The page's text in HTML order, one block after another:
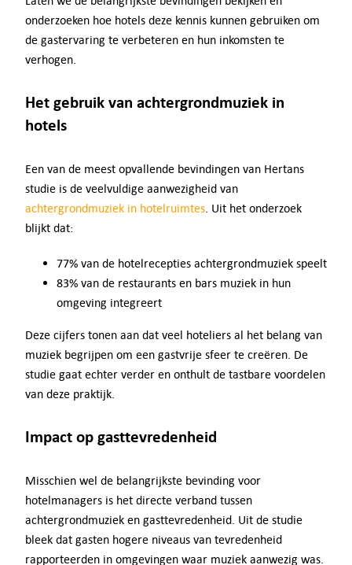
onderzoeken hoe hotels deze kennis kunnen gebruiken om
de gastervaring te verbeteren en hun inkomsten te
verhogen.
Het gebruik van achtergrondmuziek in
hotels
Een van de meest opvallende bevindingen van Hertans
studie is de veelvuldige aanwezigheid van
achtergrondmuziek in hotelruimtes. Uit het onderzoek
blijkt dat:
77% van de hotelrecepties achtergrondmuziek speelt
83% van de restaurants en bars muziek in hun
omgeving integreert
Deze cijfers tonen aan dat veel hoteliers al het belang van
muziek begrijpen om een gastvrije sfeer te creëren. De
studie gaat echter verder en onthult de tastbare voordelen
van deze praktijk.
Impact op gasttevredenheid
Misschien wel de belangrijkste bevinding voor
hotelmanagers is het directe verband tussen
achtergrondmuziek en gasttevredenheid. Uit de studie
bleek dat gasten hogere niveaus van tevredenheid
rapporteerden in omgevingen waar muziek aanwezig was.